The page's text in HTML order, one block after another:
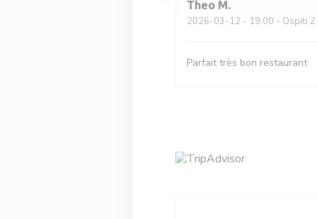
Theo M
2026-03-12 - 19:00 - Ospiti 2
Parfait très bon restaurant